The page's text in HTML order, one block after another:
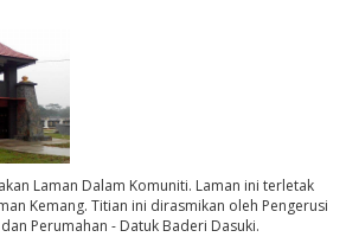
Laman Dalam Komuniti. Laman ini terletak
Kemang. Titian ini dirasmikan oleh Pengerusi
Perumahan - Datuk Baderi Dasuki.